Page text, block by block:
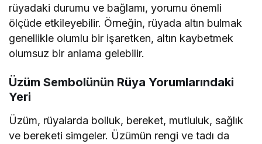
rüyadaki durumu ve bağlamı, yorumu önemli
ölçüde etkileyebilir. Örneğin, rüyada altın bulmak
genellikle olumlu bir işaretken, altın kaybetmek
olumsuz bir anlama gelebilir.
Üzüm Sembolünün Rüya Yorumlarındaki
Yeri
Üzüm, rüyalarda bolluk, bereket, mutluluk, sağlık
ve bereketi simgeler. Üzümün rengi ve tadı da